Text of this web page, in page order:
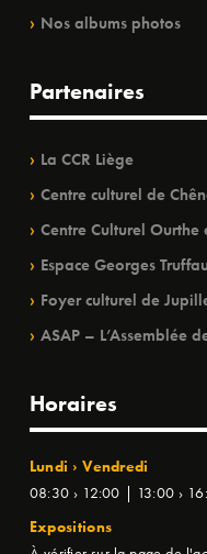
Nos albums photos
Partenaires
La CCR Liège
Centre culturel de
Centre Culturel Ourthe
Espace Georges
Foyer culturel de
ASAP – L’Assemblée
Horaires
Lundi › Vendredi
08:30 › 12:00 | 13:00 ›
Expositions